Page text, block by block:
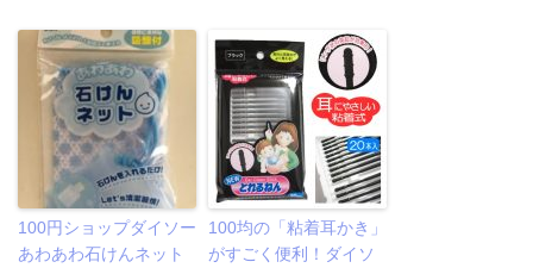
100円ショップダイソー
あわあわ石けんネット
100均の「粘着耳かき」
がすごく便利！ダイソ